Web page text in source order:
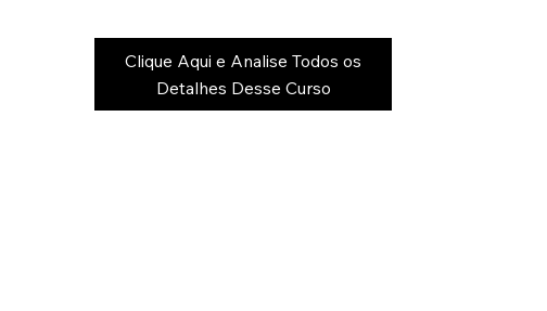
Clique Aqui e Analise Todos os
Detalhes Desse Curso